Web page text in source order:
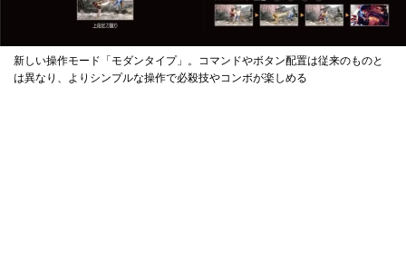
新しい操作モード「モダンタイプ」。コマンドやボタン配置は従来のものと
は異なり、よりシンプルな操作で必殺技やコンボが楽しめる